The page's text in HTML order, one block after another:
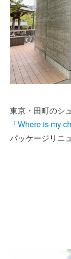
東京・田町のシ
「Where is my
パッケージリニ